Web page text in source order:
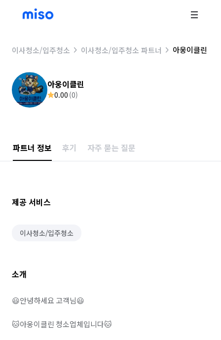
이사청소/입주청소 이사청소/입주청소 파트너 아웅이클린
아웅이클린
0.00 (0)
파트너 정보 후기 자주 묻는 질문
제공 서비스
이사청소/입주청소
소개
😃안녕하세요 고객님😃
🐱아웅이클린 청소업체입니다🐱